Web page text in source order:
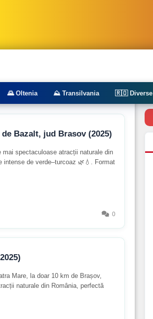
🌄 Oltenia ⛰️ Transilvania 🇷🇴 Diverse
Bazalt, jud Brasov (2025)
spectaculoase atracții naturale din
intense de verde–turcoaz 🌿💧. Format
0
Mare, la doar 10 km de Brașov,
naturale din România, perfectă